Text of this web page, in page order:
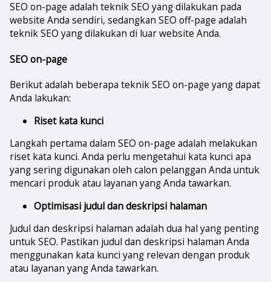
SEO on-page adalah teknik SEO yang dilakukan pada
website Anda sendiri, sedangkan SEO off-page adalah
teknik SEO yang dilakukan di luar website Anda.
SEO on-page
Berikut adalah beberapa teknik SEO on-page yang dapat
Anda lakukan:
Riset kata kunci
Langkah pertama dalam SEO on-page adalah melakukan
riset kata kunci. Anda perlu mengetahui kata kunci apa
yang sering digunakan oleh calon pelanggan Anda untuk
mencari produk atau layanan yang Anda tawarkan.
Optimisasi judul dan deskripsi halaman
Judul dan deskripsi halaman adalah dua hal yang penting
untuk SEO. Pastikan judul dan deskripsi halaman Anda
menggunakan kata kunci yang relevan dengan produk
atau layanan yang Anda tawarkan.